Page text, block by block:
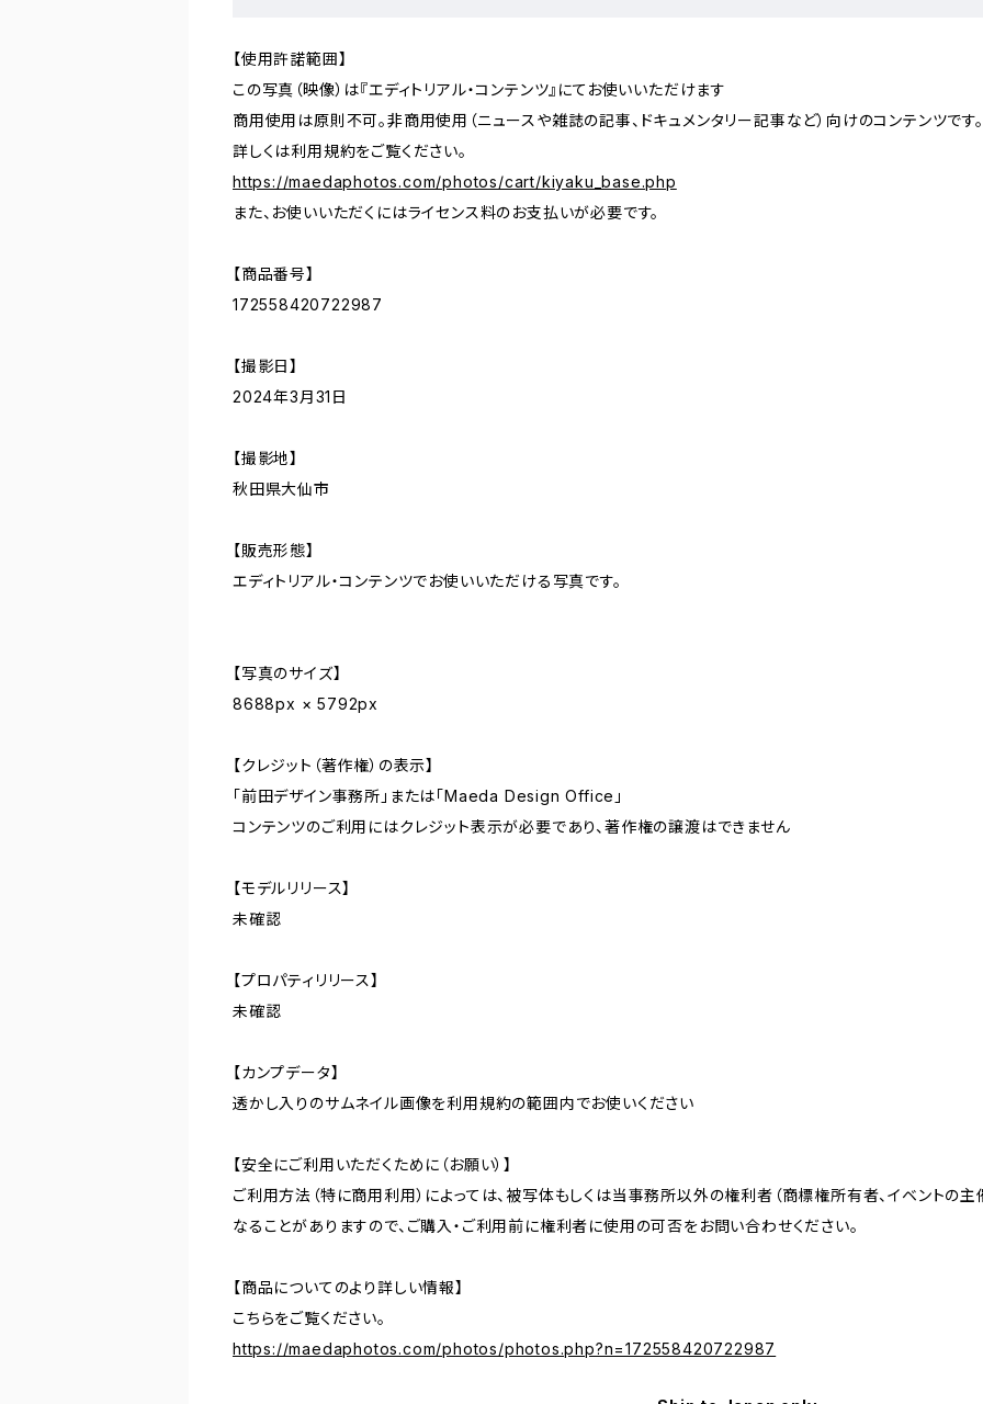
【使用許諾範囲】
この写真（映像）は『エディトリアル・コンテンツ』にてお使いいただけます
商用使用は原則不可。非商用使用（ニュースや雑誌の記事、ドキュメンタリー記事など）向けのコンテンツです。
詳しくは利用規約をご覧ください。
https://maedaphotos.com/photos/cart/kiyaku_base.php
また、お使いいただくにはライセンス料のお支払いが必要です。
【商品番号】
172558420722987
【撮影日】
2024年3月31日
【撮影地】
秋田県大仙市
【販売形態】
エディトリアル・コンテンツでお使いいただける写真です。
【写真のサイズ】
8688px × 5792px
【クレジット（著作権）の表示】
「前田デザイン事務所」または「Maeda Design Office」
コンテンツのご利用にはクレジット表示が必要であり、著作権の譲渡はできません
【モデルリリース】
未確認
【プロパティリリース】
未確認
【カンプデータ】
透かし入りのサムネイル画像を利用規約の範囲内でお使いください
【安全にご利用いただくために（お願い）】
ご利用方法（特に商用利用）によっては、被写体もしくは当事務所以外の権利者（商標権所有者、イベントの
なることがありますので、ご購入・ご利用前に権利者に使用の可否をお問い合わせください。
【商品についてのより詳しい情報】
こちらをご覧ください。
https://maedaphotos.com/photos/photos.php?n=172558420722987